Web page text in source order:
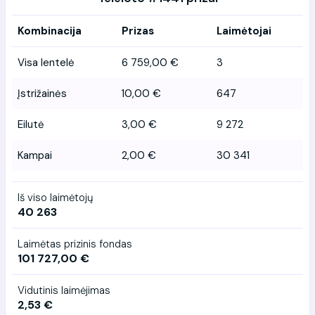
Kombinacija Prizas Laimėtojai
Visa lentelė 6 759,00 € 3
Įstrižainės 10,00 € 647
Eilutė 3,00 € 9 272
Kampai 2,00 € 30 341
Iš viso laimėtojų
40 263
Laimėtas prizinis fondas
101 727,00 €
Vidutinis laimėjimas
2,53 €